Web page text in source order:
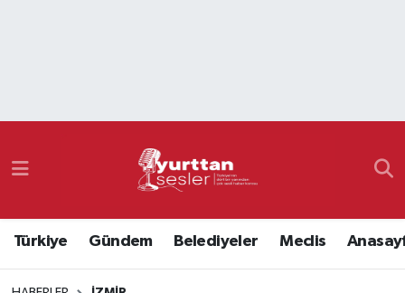
Türkiye Gündem Belediyeler Meclis
Namaz Vakitleri
Süper Lig Puan Durumu ve Fikstür